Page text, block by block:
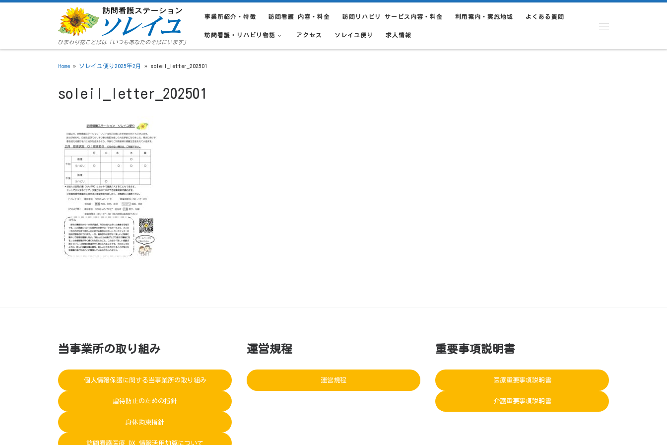
ひまわり花ことばは「いつもあなたのそばにいます」
事業所紹介・特徴 訪問看護 内容・料金 訪問リハビリ サービス内容・料金 利用案内・実施地域 よくある質問
訪問看護・リハビリ物語 アクセス ソレイユ便り 求人情報
Home » ソレイユ便り2025年2月 » soleil_letter_202501
soleil_letter_202501
当事業所の取り組み
個人情報保護に関する当事業所の取り組み
虐待防止のための指針
身体拘束指針
訪問看護医療 DX 情報活用加算について
運営規程
運営規程
重要事項説明書
医療重要事項説明書
介護重要事項説明書